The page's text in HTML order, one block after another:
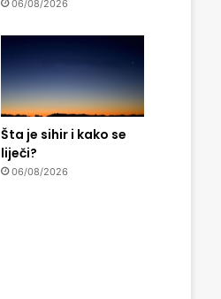
06/08/2026
Šta je sihir i kako se
liječi?
06/08/2026